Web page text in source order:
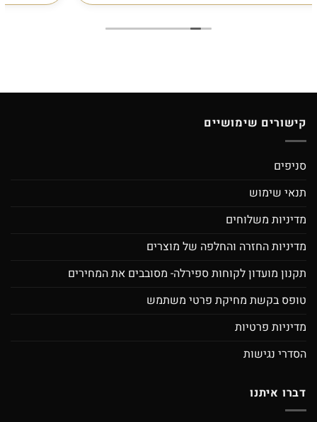
קישורים שימושיים
סניפים
תנאי שימוש
מדיניות משלוחים
מדיניות החזרה והחלפה של מוצרים
תקנון מועדון לקוחות ספירלה- מסובבים את המחירים
טופס בקשת מחיקת פרטי משתמש
מדיניות פרטיות
הסדרי נגישות
דברו איתנו